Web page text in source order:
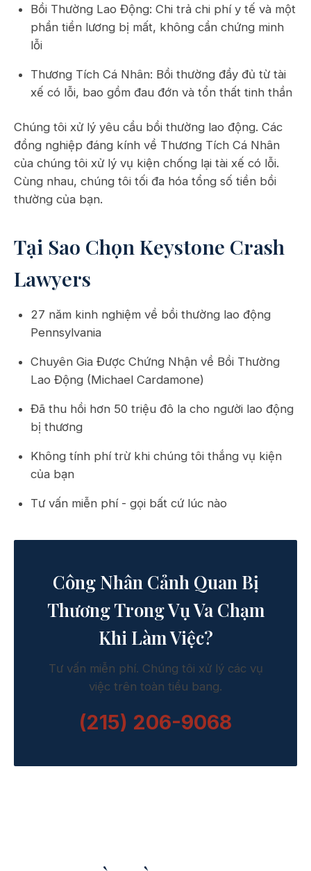
Bồi Thường Lao Động: Chi trả chi phí y tế và một
phần tiền lương bị mất, không cần chứng minh
lỗi
Thương Tích Cá Nhân: Bồi thường đầy đủ từ tài
xế có lỗi, bao gồm đau đớn và tổn thất tinh thần
Chúng tôi xử lý yêu cầu bồi thường lao động. Các
đồng nghiệp đáng kính về Thương Tích Cá Nhân
của chúng tôi xử lý vụ kiện chống lại tài xế có lỗi.
Cùng nhau, chúng tôi tối đa hóa tổng số tiền bồi
thường của bạn.
Tại Sao Chọn Keystone Crash
Lawyers
27 năm kinh nghiệm về bồi thường lao động
Pennsylvania
Chuyên Gia Được Chứng Nhận về Bồi Thường
Lao Động (Michael Cardamone)
Đã thu hồi hơn 50 triệu đô la cho người lao động
bị thương
Không tính phí trừ khi chúng tôi thắng vụ kiện
của bạn
Tư vấn miễn phí - gọi bất cứ lúc nào
Công Nhân Cảnh Quan Bị
Thương Trong Vụ Va Chạm
Khi Làm Việc?
Tư vấn miễn phí. Chúng tôi xử lý các vụ
việc trên toàn tiểu bang.
(215) 206-9068